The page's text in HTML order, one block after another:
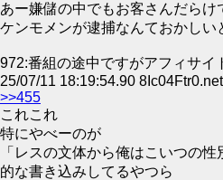
あー嫌儲の中でもお客さんだら
ケンモメンが逮捕なんておかしい
972:番組の途中ですがアフィサイ
25/07/11 18:19:54.90 8Ic04Ftr0.net
>>455
これこれ
特にやべーのが
「レスの文体から俺はこいつの性
的な書き込みしてるやつら